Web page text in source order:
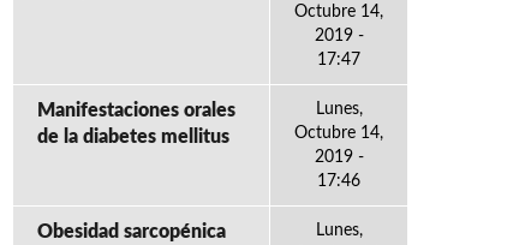
Octubre 14,
2019 -
17:47
Manifestaciones orales
de la diabetes mellitus
Lunes,
Octubre 14,
2019 -
17:46
Obesidad sarcopénica
Lunes,